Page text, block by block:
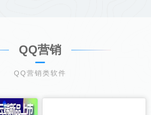
QQ营销
QQ营销类软件